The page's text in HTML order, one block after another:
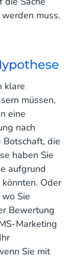
muss.
klare
müssen,
eine
nach
die
haben Sie
aufgrund
Oder
Sie
Bewertung
Marketing
Sie mit